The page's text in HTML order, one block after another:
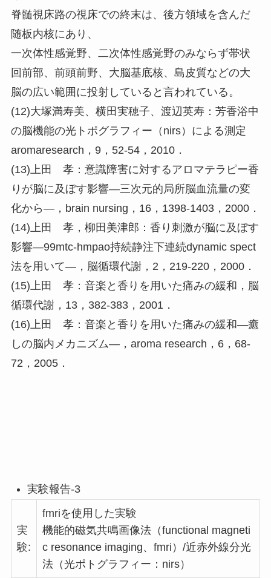
脊髄視床路の視床での終末は、後方領域を含んだ
随板内核にあり、
一次体性感覚野、二次体性感覚野のみならず帯状
回前部、前頭前野、大脳基底核、島皮質などの大
脳の広い範囲に投射していると言われている。
(12)大塚満寿美、横田実穂子、渡辺英寿：芳香浴中
の脳機能の光トポグラフィー（nirs）による測定
aromaresearch，9，52-54，2010．
(13)上田 孝：意識障害に対するアロマテラピー香
りが脳に及ぼす影響―三次元的局所脳血流量の変
化から―，brain nursing，16，1398-1403，2000．
(14)上田 孝，柳田美津郎：香り刺激が脳に及ぼす
影響―99mtc-hmpao持続静注下連続dynamic spect
法を用いて―，脳循環代謝，2，219-220，2000．
(15)上田 孝：音楽と香りを用いた痛みの緩和，脳
循環代謝，13，382-383，2001．
(16)上田 孝：音楽と香りを用いた痛みの緩和―癒
しの脳内メカニズム―，aroma research，6，68-
72，2005．
実験報告-3
実
験:
fmriを使用した実験
機能的磁気共鳴画像法（functional magneti
c resonance imaging、fmri）/近赤外線分光
法（光ポトグラフィー：nirs）